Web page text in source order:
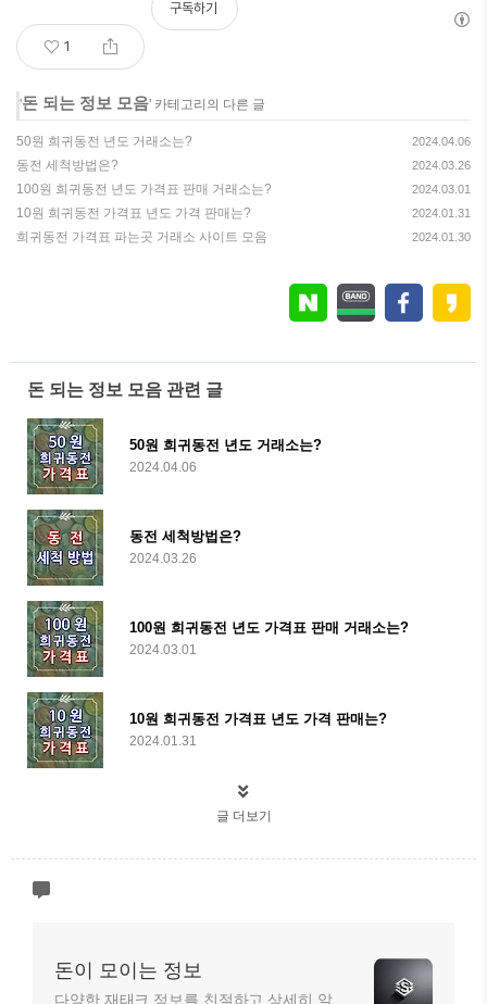
1
구독하기
'돈 되는 정보 모음' 카테고리의 다른 글
50원 희귀동전 년도 거래소는? 2024.04.06
동전 세척방법은? 2024.03.26
100원 희귀동전 년도 가격표 판매 거래소는? 2024.03.01
10원 희귀동전 가격표 년도 가격 판매는? 2024.01.31
희귀동전 가격표 파는곳 거래소 사이트 모음 2024.01.30
돈 되는 정보 모음 관련 글
50원 희귀동전 년도 거래소는?
2024.04.06
동전 세척방법은?
2024.03.26
100원 희귀동전 년도 가격표 판매 거래소는?
2024.03.01
10원 희귀동전 가격표 년도 가격 판매는?
2024.01.31
글 더보기
돈이 모이는 정보
다양한 재태크 정보를 친절하고 상세히 알